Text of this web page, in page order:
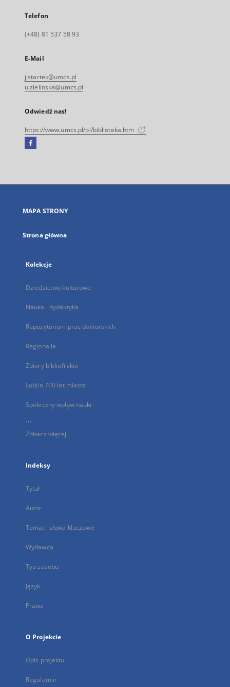
Telefon
(+48) 81 537 58 93
E-Mail
j.startek@umcs.pl
u.zielinska@umcs.pl
Odwiedź nas!
https://www.umcs.pl/pl/biblioteka.htm
Facebook
się
karcie
MAPA STRONY
Strona główna
Kolekcje
Dziedzictwo kulturowe
Nauka i dydaktyka
Repozytorium prac doktorskich
Regionalia
Zbiory bibliofilskie
Lublin 700 lat miasta
Społeczny wpływ nauki
...
Zobacz więcej
Indeksy
Tytuł
Autor
Temat i słowa kluczowe
Wydawca
Typ zasobu
Język
Prawa
O Projekcie
Opis projektu
Regulamin